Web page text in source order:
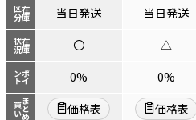
在庫
区分
在庫
状況
ポイ
ント
まとめ
買い
当日発送
当日発送
〇
△
0%
0%
価格表
価格表